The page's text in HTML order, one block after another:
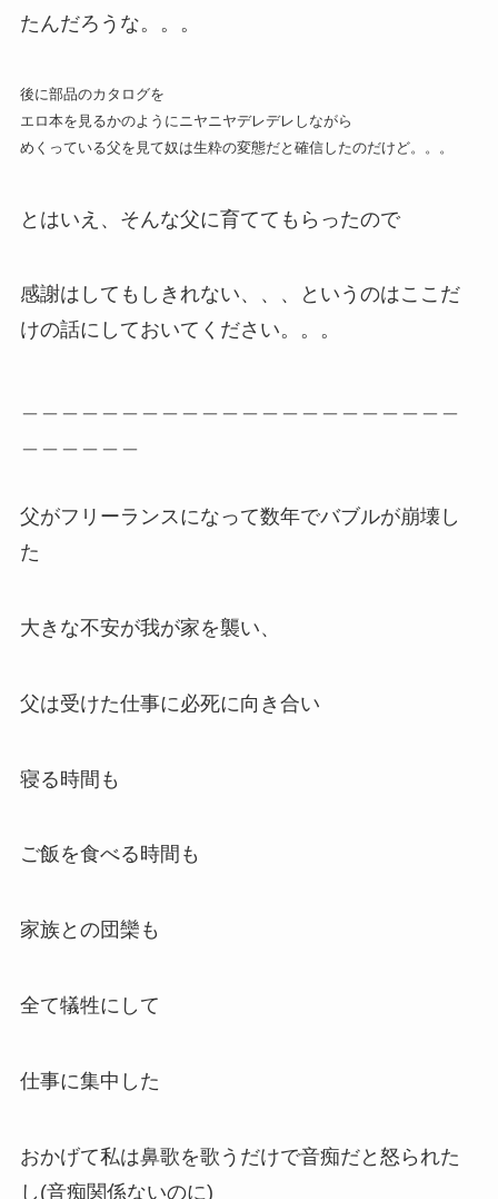
たんだろうな。。。
後に部品のカタログを
エロ本を見るかのようにニヤニヤデレデレしながら
めくっている父を見て奴は生粋の変態だと確信したのだけど。。。
とはいえ、そんな父に育ててもらったので
感謝はしてもしきれない、、、というのはここだ
けの話にしておいてください。。。
父がフリーランスになって数年でバブルが崩壊し
た
大きな不安が我が家を襲い、
父は受けた仕事に必死に向き合い
寝る時間も
ご飯を食べる時間も
家族との団欒も
全て犠牲にして
仕事に集中した
おかげて私は鼻歌を歌うだけで音痴だと怒られた
し(音痴関係ないのに)